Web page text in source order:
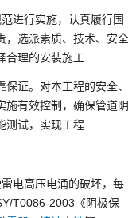
进行实施，认真履行国
，选派素质、技术、安全
合理的安装施工
证。对本工程的安全、
施有效控制，确保管道阴
测试，实现工程
电高压电涌的破坏，每
T0086-2003《阴极保